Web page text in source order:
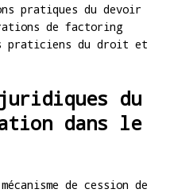
pratiques du devoir
de factoring
praticiens du droit et
du
dans le
de cession de